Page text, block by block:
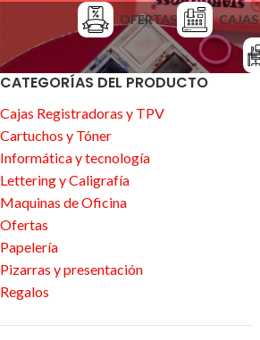
OFERTAS
CATEGORÍAS DEL PRODUCTO
Cajas Registradoras y TPV
Cartuchos y Tóner
Informática y tecnología
Lettering y Caligrafía
Maquinas de Oficina
Ofertas
Papelería
Pizarras y presentación
Regalos